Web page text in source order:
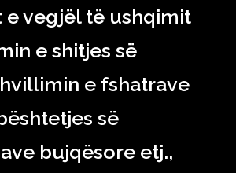
e vegjël të ushqimit
e shitjes së
e fshatrave
së
bujqësore etj.,